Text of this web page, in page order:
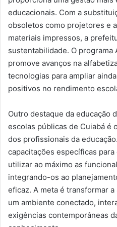
educacionais. Com a
obsoletos como projetores e
materiais impressos, a
sustentabilidade. O programa
promove avanços na
tecnologias para ampliar
positivos no rendimento
Outro destaque da educação
escolas públicas de Cuiabá é
dos profissionais da
capacitações específicas
utilizar ao máximo as
integrando-os ao
eficaz. A meta é transformar
um ambiente conectado,
exigências contemporâneas